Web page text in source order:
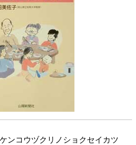
ケンコウヅクリノショクセイカツ